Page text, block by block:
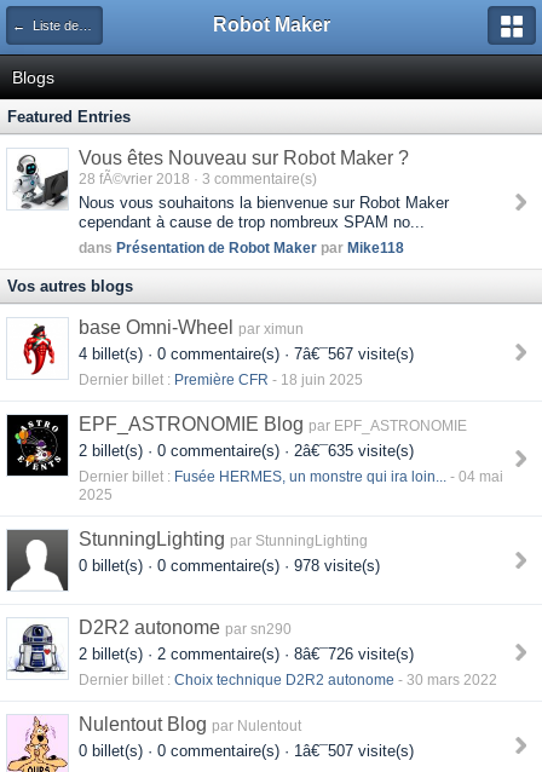
← Liste des blogs Robot Maker
Blogs
Featured Entries
Vous êtes Nouveau sur Robot Maker ?
28 fÃ©vrier 2018 · 3 commentaire(s)
Nous vous souhaitons la bienvenue sur Robot Maker
cependant à cause de trop nombreux SPAM no...
dans Présentation de Robot Maker par Mike118
Vos autres blogs
base Omni-Wheel par ximun
4 billet(s) · 0 commentaire(s) · 7â€¯567 visite(s)
Dernier billet : Première CFR - 18 juin 2025
EPF_ASTRONOMIE Blog par EPF_ASTRONOMIE
2 billet(s) · 0 commentaire(s) · 2â€¯635 visite(s)
Dernier billet : Fusée HERMES, un monstre qui ira loin...
- 04 mai
2025
StunningLighting par StunningLighting
0 billet(s) · 0 commentaire(s) · 978 visite(s)
D2R2 autonome par sn290
2 billet(s) · 2 commentaire(s) · 8â€¯726 visite(s)
Dernier billet : Choix technique D2R2 autonome - 30 mars 2022
Nulentout Blog par Nulentout
0 billet(s) · 0 commentaire(s) · 1â€¯507 visite(s)